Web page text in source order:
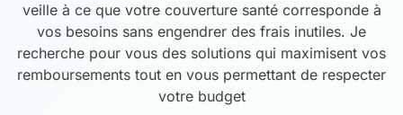
veille à ce que votre couverture santé corresponde à
vos besoins sans engendrer des frais inutiles. Je
recherche pour vous des solutions qui maximisent vos
remboursements tout en vous permettant de respecter
votre budget